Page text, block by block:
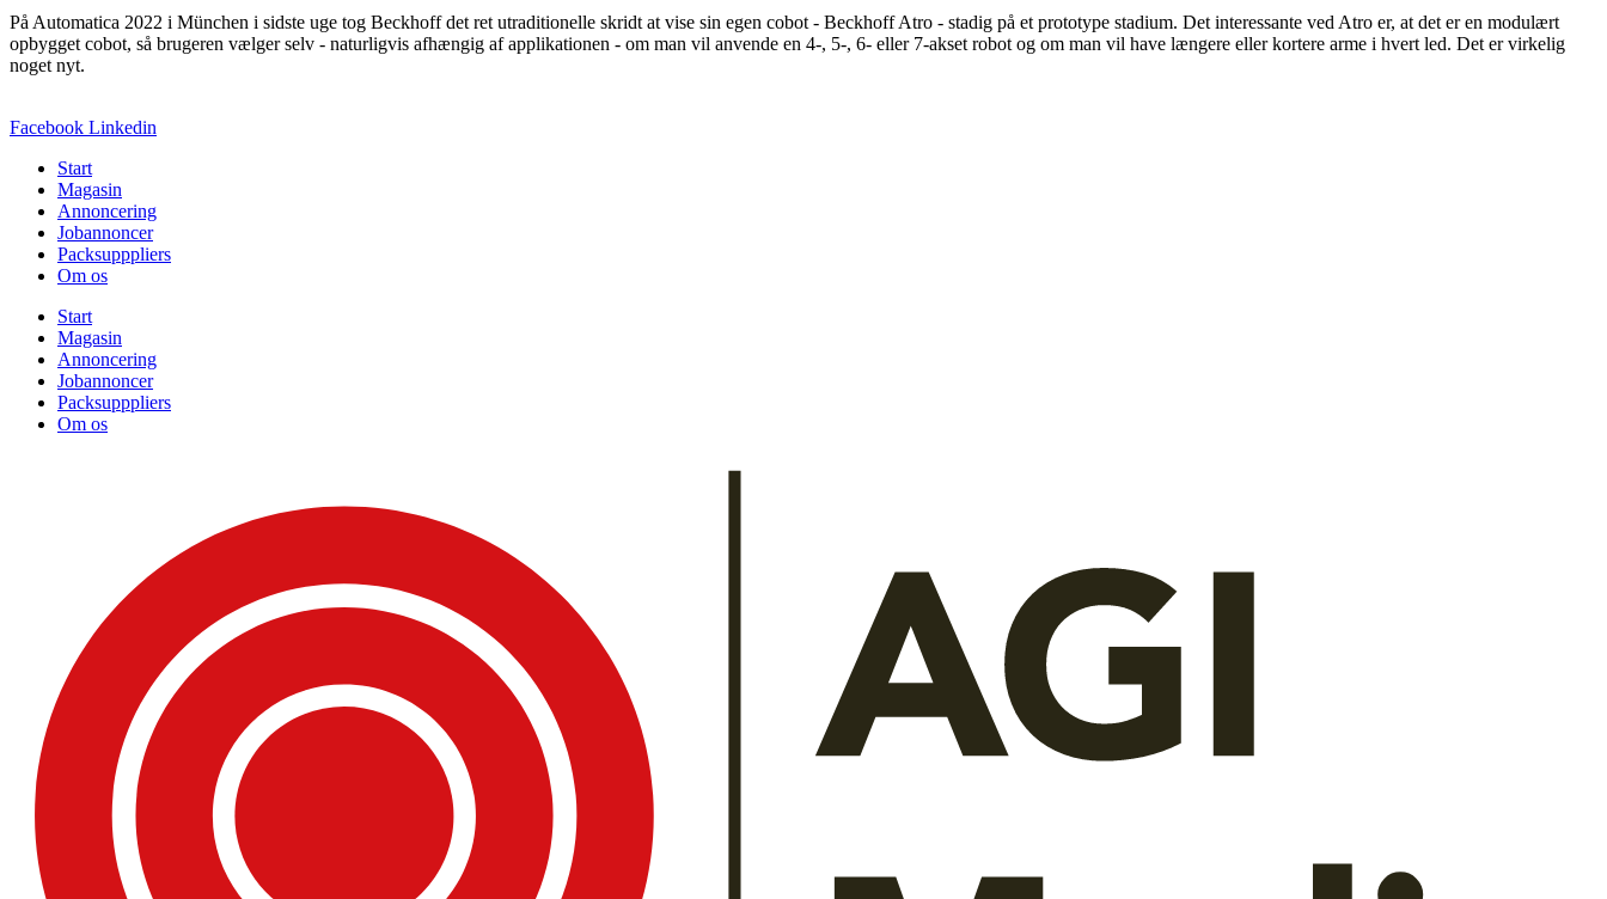
På Automatica 2022 i München i sidste uge tog Beckhoff det ret utraditionelle skridt at vise sin egen cobot - Beckhoff Atro - stadig på et prototype stadium. Det interessante ved Atro er, at det er en modulært
opbygget cobot, så brugeren vælger selv - naturligvis afhængig af applikationen - om man vil anvende en 4-, 5-, 6- eller 7-akset robot og om man vil have længere eller kortere arme i hvert led. Det er virkelig
noget nyt.
Facebook Linkedin
Start
Magasin
Annoncering
Jobannoncer
Packsupppliers
Om os
Start
Magasin
Annoncering
Jobannoncer
Packsupppliers
Om os